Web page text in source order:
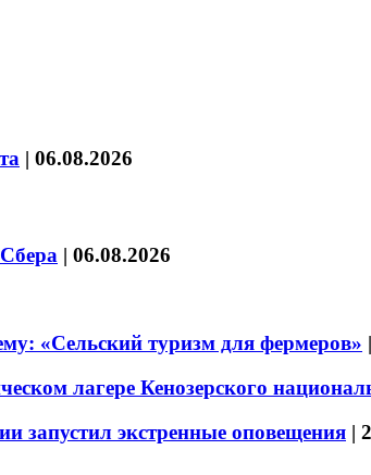
| 06.08.2026
| 06.08.2026
«Сельский туризм для фермеров» |
лагере Кенозерского
запустил экстренные оповещения |